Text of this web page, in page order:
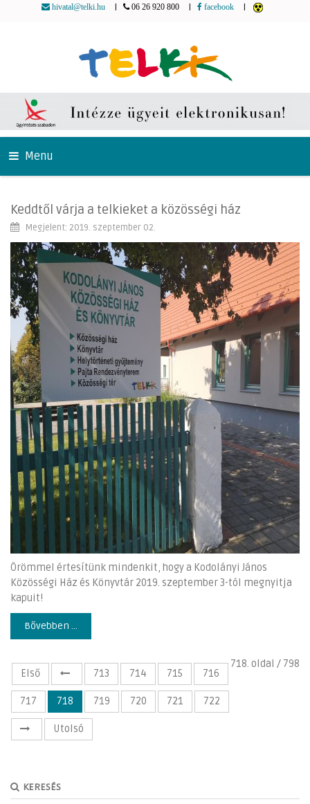
hivatal@telki.hu 06 26 920 800 facebook
Menu
Keddtől várja a telkieket a közösségi ház
Megjelent: 2019. szeptember 02.
Örömmel értesítünk mindenkit, hogy a Kodolányi János
Közösségi Ház és Könyvtár 2019. szeptember 3-tól megnyitja
kapuit!
Bővebben ...
718. oldal / 798
Első
713 714 715 716
717 718 719 720 721 722
Utolsó
KERESÉS